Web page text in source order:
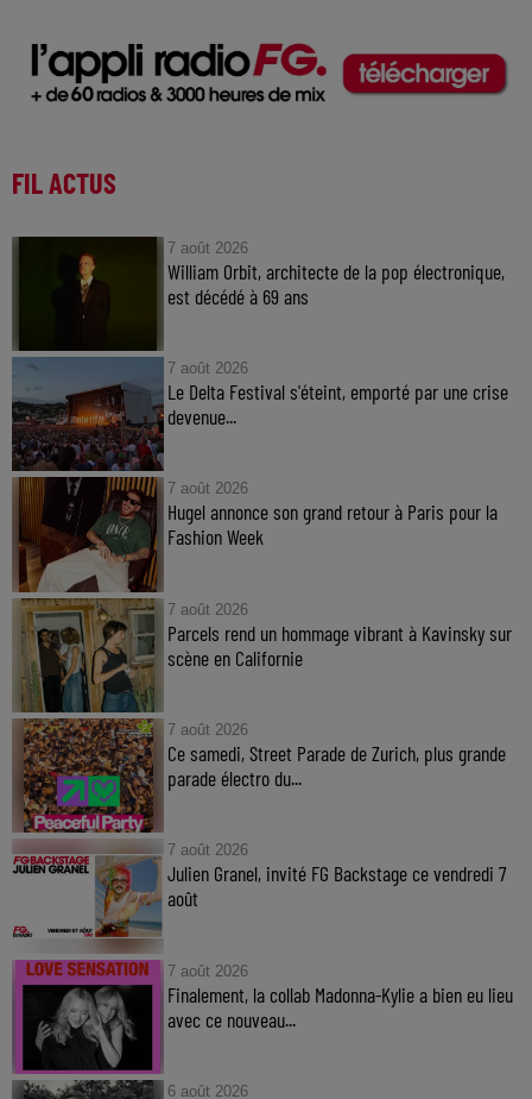
FIL ACTUS
7 août 2026
William Orbit, architecte de la pop électronique,
est décédé à 69 ans
7 août 2026
Le Delta Festival s'éteint, emporté par une crise
devenue...
7 août 2026
Hugel annonce son grand retour à Paris pour la
Fashion Week
7 août 2026
Parcels rend un hommage vibrant à Kavinsky sur
scène en Californie
7 août 2026
Ce samedi, Street Parade de Zurich, plus grande
parade électro du...
7 août 2026
Julien Granel, invité FG Backstage ce vendredi 7
août
7 août 2026
Finalement, la collab Madonna-Kylie a bien eu lieu
avec ce nouveau...
6 août 2026